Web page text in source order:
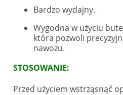
Bardzo wydajny.
Wygodna w użyciu
która pozwoli
nawozu.
STOSOWANIE:
Przed użyciem wstrząsnąć